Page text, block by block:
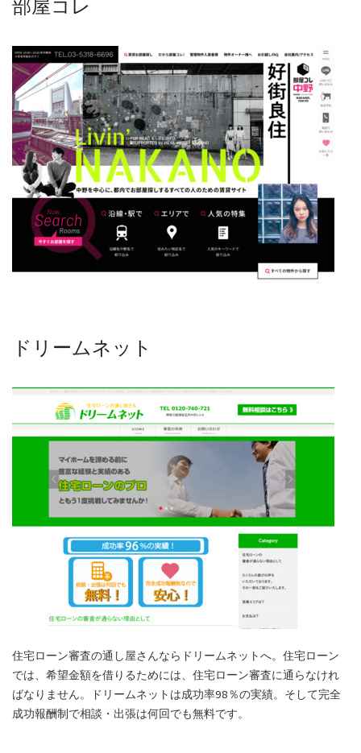
部屋コレ
ドリームネット
住宅ローン審査の通し屋さんならドリームネットへ。住宅ローン
では、希望金額を借りるためには、住宅ローン審査に通らなけれ
ばなりません。ドリームネットは成功率98％の実績。そして完全
成功報酬制で相談・出張は何回でも無料です。